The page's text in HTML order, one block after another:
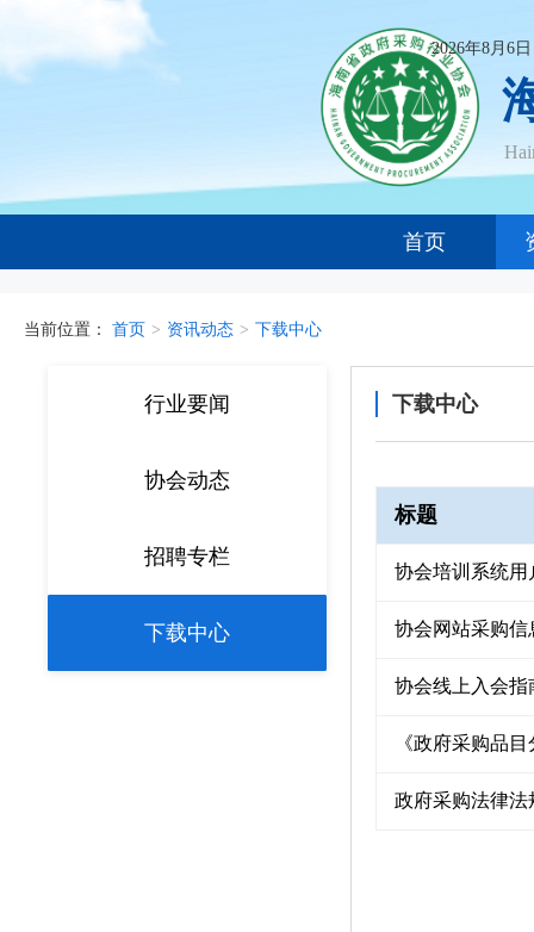
2026年8月6
首页
当前位置： 首页 > 资讯动态 > 下载中心
行业要闻
协会动态
招聘专栏
下载中心
下载中心
标题
协会培训系统用
协会网站采购
协会线上入会指
《政府采购品
政府采购法律法